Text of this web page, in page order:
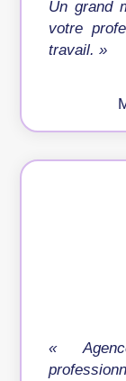
Un grand
votre
travail. »
«